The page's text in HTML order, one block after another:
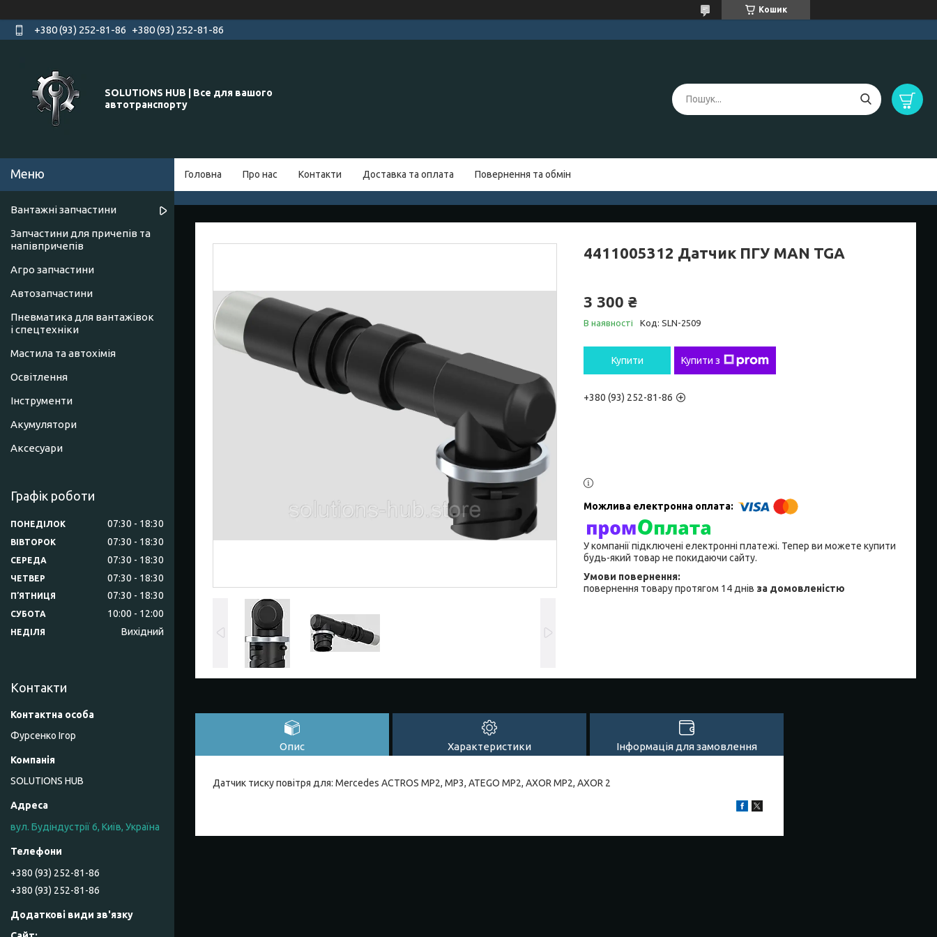
Кошик
+380 (93) 252-81-86 +380 (93) 252-81-86
SOLUTIONS HUB | Все для вашого
автотранспорту
Головна Про нас Контакти Доставка та оплата Повернення та обмін
4411005312 Датчик ПГУ MAN TGA
3 300 ₴
В наявності Код: SLN-2509
Купити Купити з
+380 (93) 252-81-86
У компанії підключені електронні платежі. Тепер ви можете купити
будь-який товар не покидаючи сайту.
повернення товару протягом 14 днів за домовленістю
Опис Характеристики Інформація для замовлення
Датчик тиску повітря для: Mercedes ACTROS MP2, MP3, ATEGO MP2, AXOR MP2, AXOR 2
Вантажні запчастини
Запчастини для причепів та
напівпричепів
Агро запчастини
Автозапчастини
Пневматика для вантажівок
і спецтехніки
Мастила та автохімія
Освітлення
Інструменти
Акумулятори
Аксесуари
Графік роботи
ПОНЕДІЛОК 07:30 18:30
ВІВТОРОК 07:30 18:30
СЕРЕДА 07:30 18:30
ЧЕТВЕР 07:30 18:30
ПʼЯТНИЦЯ 07:30 18:30
СУБОТА 10:00 12:00
НЕДІЛЯ Вихідний
Контакти
Фурсенко Ігор
SOLUTIONS HUB
вул. Будіндустрії 6, Київ, Україна
+380 (93) 252-81-86
+380 (93) 252-81-86